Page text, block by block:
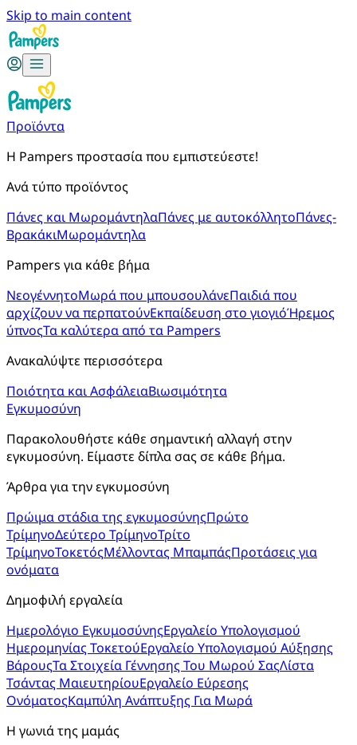
Skip to main content
Προϊόντα
Η Pampers προστασία που εμπιστεύεστε!
Ανά τύπο προϊόντος
Πάνες και ΜωρομάντηλαΠάνες με αυτοκόλλητοΠάνες-
ΒρακάκιΜωρομάντηλα
Pampers για κάθε βήμα
ΝεογέννητοΜωρά που μπουσουλάνεΠαιδιά που
αρχίζουν να περπατούνΕκπαίδευση στο γιογιόΉρεμος
ύπνοςΤα καλύτερα από τα Pampers
Ανακαλύψτε περισσότερα
Ποιότητα και ΑσφάλειαΒιωσιμότητα
Εγκυμοσύνη
Παρακολουθήστε κάθε σημαντική αλλαγή στην
εγκυμοσύνη. Είμαστε δίπλα σας σε κάθε βήμα.
Άρθρα για την εγκυμοσύνη
Πρώιμα στάδια της εγκυμοσύνηςΠρώτο
ΤρίμηνοΔεύτερο ΤρίμηνοΤρίτο
ΤρίμηνοΤοκετόςΜέλλοντας ΜπαμπάςΠροτάσεις για
ονόματα
Δημοφιλή εργαλεία
Ημερολόγιο ΕγκυμοσύνηςΕργαλείο Υπολογισμού
Ημερομηνίας ΤοκετούΕργαλείο Υπολογισμού Αύξησης
ΒάρουςΤα Στοιχεία Γέννησης Του Μωρού ΣαςΛίστα
Τσάντας ΜαιευτηρίουΕργαλείο Εύρεσης
ΟνόματοςΚαμπύλη Ανάπτυξης Για Μωρά
Η γωνιά της μαμάς